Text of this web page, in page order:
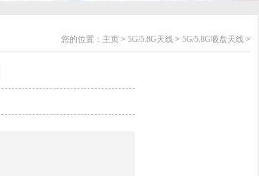
您的位置： 主页 > 5G/5.8G天线 > 5G/5.8G吸盘天线 >